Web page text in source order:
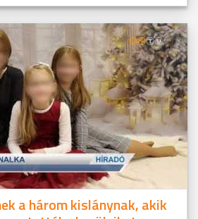
a három kislánynak, akik